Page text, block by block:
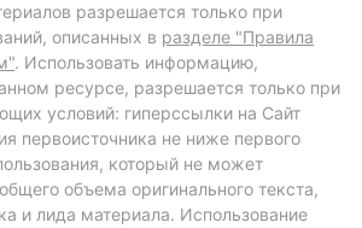
разрешается только при
описанных в разделе "Правила
. Использовать информацию,
ресурсе, разрешается только при
условий: гиперссылки на Сайт
первоисточника не ниже первого
который не может
объема оригинального текста,
и лида материала. Использование